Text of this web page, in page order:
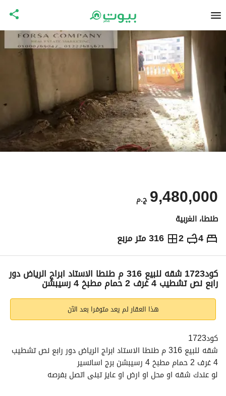
ج.م 9,480,000
طنطا، الغربية
4
2 316 متر مربع ج.م9,480,000
التفاصيل الاتجاهات والمؤشرات رهن عقاري
كود1723 شقه للبيع 316 م طنطا الاستاد ابراج الرياض دور
رابع نص تشطيب 4 غرف 2 حمام مطبخ 4 رسيبشن
هذا العقار لم يعد متوفرا بعد الآن
كود1723
4 غرف 2 حمام مطبخ 4 رسيبشن برج اسانسير
لو عندك شقه او محل او ارض او عايز تبنى اتصل بفرصه